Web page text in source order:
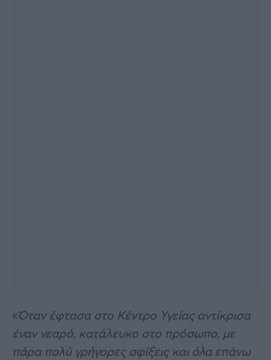
«Όταν έφτασα στο Κέντρο Υγείας αντίκρισα
έναν νεαρό, κατάλευκο στο πρόσωπο, με
πάρα πολύ γρήγορες σφίξεις και όλα επάνω